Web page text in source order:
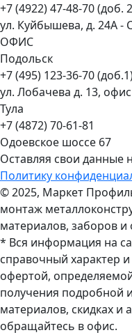
+7 (4922) 47-48-70 (доб.
ул. Куйбышева, д. 24А -
ОФИС
Подольск
+7 (495) 123-36-70
ул. Лобачева д. 13,
Тула
+7 (4872) 70-61-81
Одоевское шоссе 67
Оставляя свои данные
Политику
© 2025, Маркет
монтаж
материалов, заборов и
* Вся информация на
справочный характер
офертой,
получения подробной
материалов, скидках и
обращайтесь в офис.